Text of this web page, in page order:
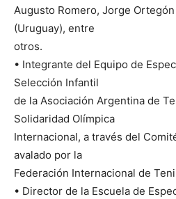
Augusto Romero, Jorge
(Uruguay), entre
otros.
• Integrante del Equipo de
Selección Infantil
de la Asociación Argentina de
Solidaridad Olímpica
Internacional, a través del
avalado por la
Federación Internacional de
• Director de la Escuela de